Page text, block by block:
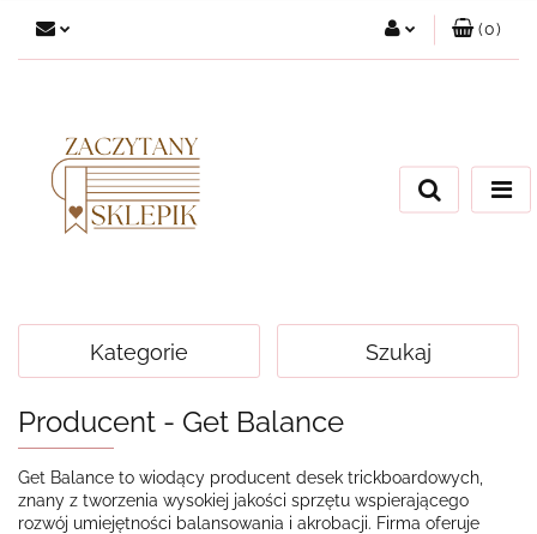
Dodaj zgłoszenie
(0)
Kategorie Szukaj
Producent - Get Balance
Get Balance to wiodący producent desek trickboardowych,
znany z tworzenia wysokiej jakości sprzętu wspierającego
rozwój umiejętności balansowania i akrobacji. Firma oferuje